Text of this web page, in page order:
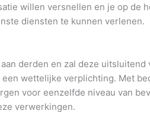
willen versnellen en je op de
diensten te kunnen verlenen.
derden en zal deze
wettelijke verplichting. Met
voor eenzelfde niveau van
verwerkingen.